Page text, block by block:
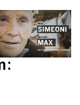
: